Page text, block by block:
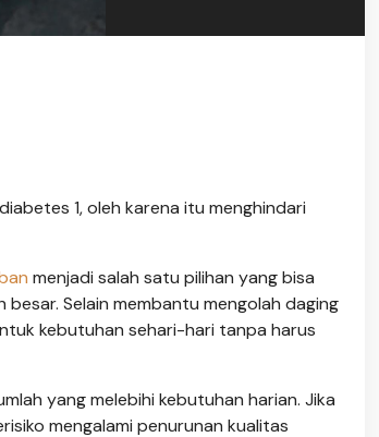
1, oleh karena itu menghindari
menjadi salah satu pilihan yang bisa
Selain membantu mengolah daging
kebutuhan sehari-hari tanpa harus
yang melebihi kebutuhan harian. Jika
mengalami penurunan kualitas